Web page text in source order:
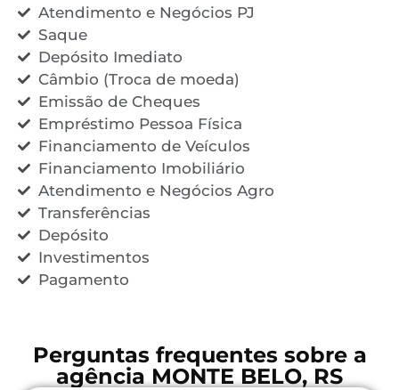
Atendimento e Negócios PJ
Saque
Depósito Imediato
Câmbio (Troca de moeda)
Emissão de Cheques
Empréstimo Pessoa Física
Financiamento de Veículos
Financiamento Imobiliário
Atendimento e Negócios Agro
Transferências
Depósito
Investimentos
Pagamento
Perguntas frequentes sobre a
agência MONTE BELO, RS